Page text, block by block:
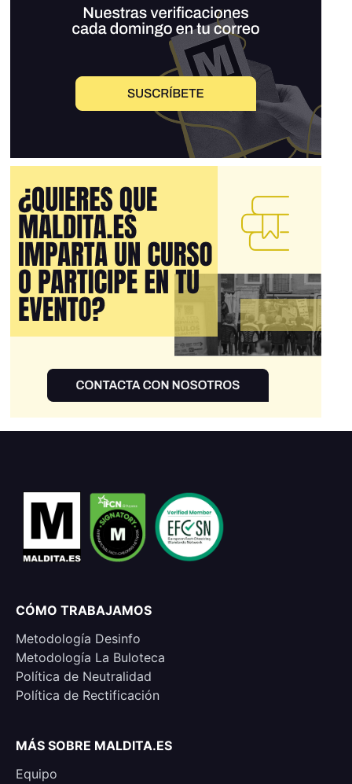
CÓMO TRABAJAMOS
Metodología Desinfo
Metodología La Buloteca
Política de Neutralidad
Política de Rectificación
MÁS SOBRE MALDITA.ES
Equipo